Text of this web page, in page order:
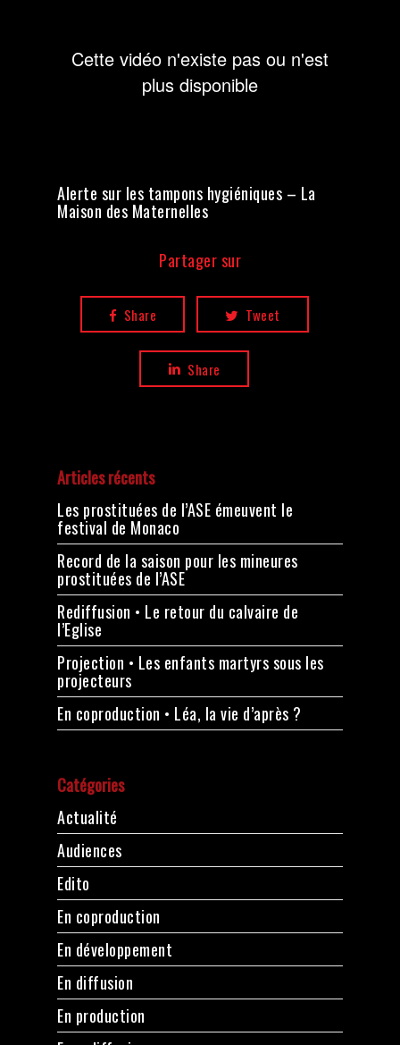
Alerte sur les tampons hygiéniques – La
Maison des Maternelles
Partager sur
Share Tweet
Share
Articles récents
Les prostituées de l’ASE émeuvent le
festival de Monaco
Record de la saison pour les mineures
prostituées de l’ASE
Rediffusion • Le retour du calvaire de
l’Eglise
Projection • Les enfants martyrs sous les
projecteurs
En coproduction • Léa, la vie d’après ?
Catégories
Actualité
Audiences
Edito
En coproduction
En développement
En diffusion
En production